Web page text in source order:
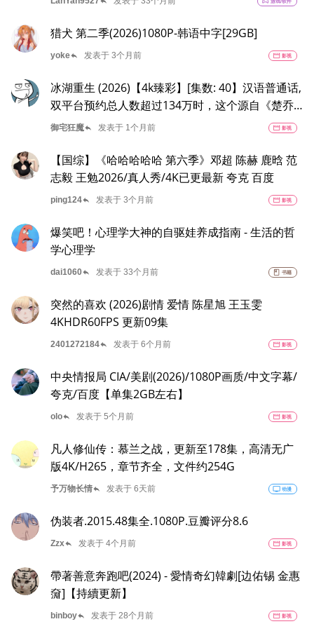
猎犬 第二季(2026)1080P-韩语中字[29GB]
yokereply 发表于 3个月前 movie 影视
冰湖重生 (2026)【4k臻彩】[集数: 40】汉语普通话,
双平台预约总人数超过134万时，这个源自《楚乔
传》冰湖之约的续作 (中国大陆)
御宅狂魔reply 发表于 1个月前 movie 影视
【国综】《哈哈哈哈哈 第六季》邓超 陈赫 鹿晗 范
志毅 王勉2026/真人秀/4K已更最新 夸克 百度
ping124reply 发表于 3个月前 movie 影视
爆笑吧！心理学大神的自驱娃养成指南 - 生活的哲
学心理学
dai1060reply 发表于 33个月前 book 书籍
突然的喜欢 (2026)剧情 爱情 陈星旭 王玉雯
4KHDR60FPS 更新09集
2401272184reply 发表于 6个月前 movie 影视
中央情报局 CIA/美剧(2026)/1080P画质/中文字幕/
夸克/百度【单集2GB左右】
oloreply 发表于 5个月前 movie 影视
凡人修仙传：慕兰之战，更新至178集，高清无广
版4K/H265，章节齐全，文件约254G
予万物长情reply 发表于 6天前 tv 动漫
伪装者.2015.48集全.1080P.豆瓣评分8.6
Zzxreply 发表于 4个月前 movie 影视
帶著善意奔跑吧(2024) - 愛情奇幻韓劇[边佑锡 金惠
奫]【持續更新】
binboyreply 发表于 28个月前 movie 影视